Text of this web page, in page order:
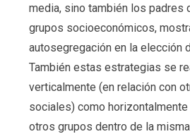
media, sino también los padres
grupos socioeconómicos,
autosegregación en la elección
También estas estrategias se
verticalmente (en relación con
sociales) como horizontalmente
otros grupos dentro de la